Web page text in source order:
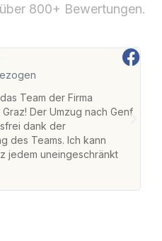
800+ Bewertungen.
Team der Firma
Der Umzug nach Genf
dank der
des Teams. Ich kann
jedem uneingeschränkt